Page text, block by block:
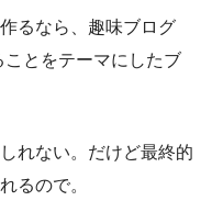
るなら、趣味ブログ
とをテーマにしたブ
れない。だけど最終的
るので。